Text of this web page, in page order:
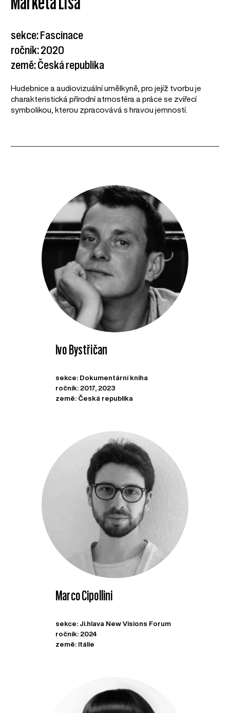
sekce: Fascinace
ročník: 2020
země: Česká republika
Hudebnice a audiovizuální umělkyně, pro jejíž tvorbu je
charakteristická přírodní atmosféra a práce se zvířecí
symbolikou, kterou zpracovává s hravou jemností.
Ivo Bystřičan
sekce: Dokumentární kniha
ročník: 2017, 2023
země: Česká republika
Marco Cipollini
sekce: Ji.hlava New Visions Forum
ročník: 2024
země: Itálie